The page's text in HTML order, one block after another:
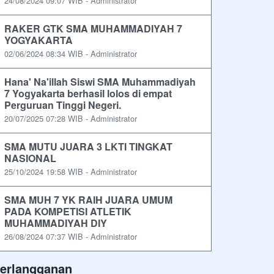
RAKER GTK SMA MUHAMMADIYAH 7
YOGYAKARTA
02/06/2024 08:34 WIB - Administrator
Hana' Na'illah Siswi SMA Muhammadiyah
7 Yogyakarta berhasil lolos di empat
Perguruan Tinggi Negeri.
20/07/2025 07:28 WIB - Administrator
SMA MUTU JUARA 3 LKTI TINGKAT
NASIONAL
25/10/2024 19:58 WIB - Administrator
SMA MUH 7 YK RAIH JUARA UMUM
PADA KOMPETISI ATLETIK
MUHAMMADIYAH DIY
26/08/2024 07:37 WIB - Administrator